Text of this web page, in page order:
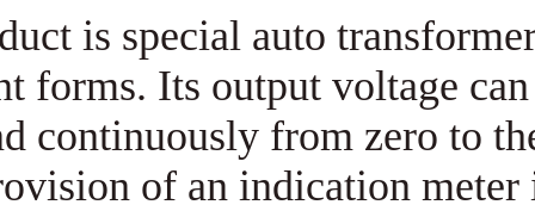
The product is special auto
different forms. Its output
and continuously from
provision of an